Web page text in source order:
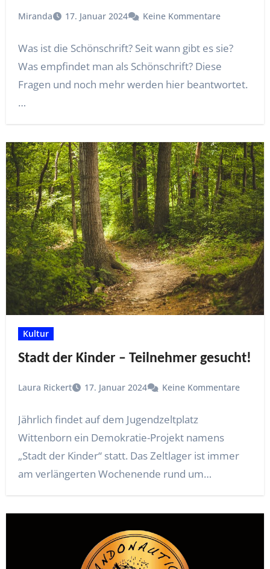
Miranda 17. Januar 2024 Keine Kommentare
Was ist die Schönschrift? Seit wann gibt es sie?
Was empfindet man als Schönschrift? Diese
Fragen und noch mehr werden hier beantwortet.
…
Kultur
Stadt der Kinder – Teilnehmer gesucht!
Laura Rickert 17. Januar 2024 Keine Kommentare
Jährlich findet auf dem Jugendzeltplatz
Wittenborn ein Demokratie-Projekt namens
„Stadt der Kinder“ statt. Das Zeltlager ist immer
am verlängerten Wochenende rund um…